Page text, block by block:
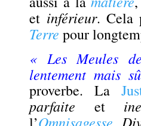
et inférieur. Cela
Terre pour
« Les Meules
lentement mais
proverbe. La
parfaite et
Omnisagesse